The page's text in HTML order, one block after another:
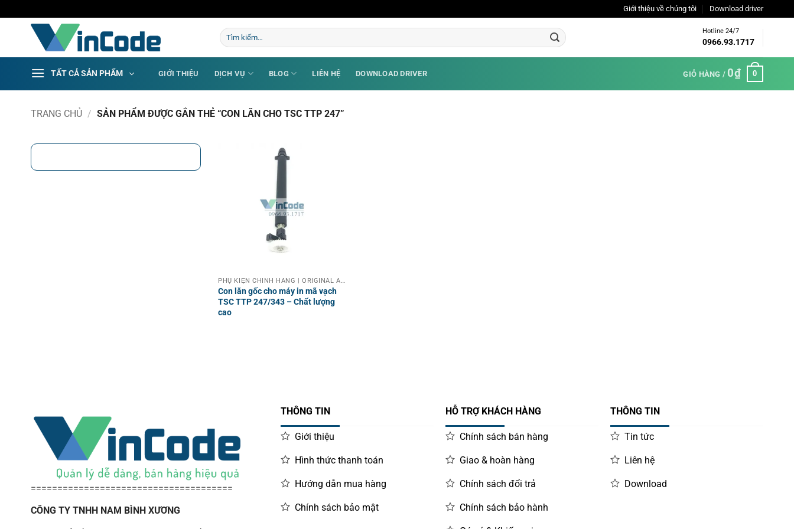
qua
Giới thiệu về chúng tôi Download driver
Tìm
kiếm:
Hotline 24/7
0966.93.1717
TẤT CẢ SẢN PHẨM GIỚI THIỆU DỊCH VỤ BLOG LIÊN HỆ DOWNLOAD DRIVER GIỎ HÀNG / 0₫ 0
TRANG CHỦ / SẢN PHẨM ĐƯỢC GẮN THẺ “CON LĂN CHO TSC TTP 247”
PHỤ KIỆN CHÍNH HÃNG | ORIGINAL ACCESSORIES
Con lăn gốc cho máy in mã vạch
TSC TTP 247/343 – Chất lượng
cao
======================================
CÔNG TY TNHH NAM BÌNH XƯƠNG
THÔNG TIN
Giới thiệu
Hình thức thanh toán
Hướng dẫn mua hàng
Chính sách bảo mật
HỖ TRỢ KHÁCH HÀNG
Chính sách bán hàng
Giao & hoàn hàng
Chính sách đổi trả
Chính sách bảo hành
THÔNG TIN
Tin tức
Liên hệ
Download